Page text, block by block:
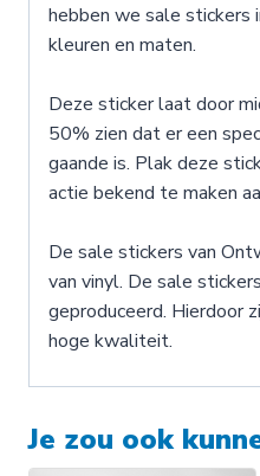
hebben we sale stickers
kleuren en maten.
Deze sticker laat door
50% zien dat er een
gaande is. Plak deze
actie bekend te maken
De sale stickers van
van vinyl. De sale
geproduceerd. Hierdoor
hoge kwaliteit.
Je zou ook